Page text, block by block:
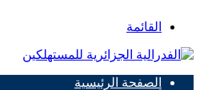
القائمة
الصفحة الرئيسية